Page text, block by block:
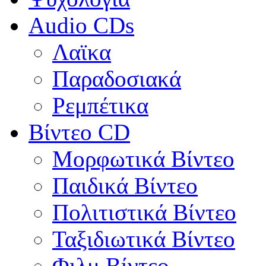
Audio CDs
Λαϊκα
Παραδοσιακά
Ρεμπέτικα
Βίντεο CD
Μορφωτικά Βίντεο
Παιδικά Βίντεο
Πολιτιστικά Βίντεο
Ταξιδιωτικά Βίντεο